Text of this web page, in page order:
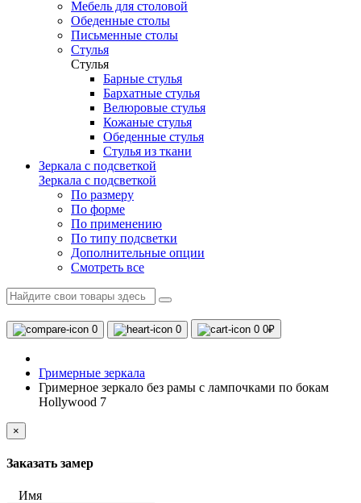
Мебель для столовой
Обеденные столы
Письменные столы
Стулья
Стулья
Барные стулья
Бархатные стулья
Велюровые стулья
Кожаные стулья
Обеденные стулья
Стулья из ткани
Зеркала с подсветкой
Зеркала с подсветкой
По размеру
По форме
По применению
По типу подсветки
Дополнительные опции
Смотреть все
0 0 0 0₽
Гримерные зеркала
Гримерное зеркало без рамы с лампочками по бокам
Hollywood 7
×
Заказать замер
Имя